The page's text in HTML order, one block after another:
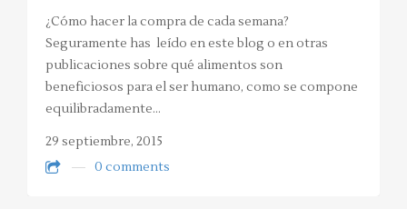
¿Cómo hacer la compra de cada semana?
Seguramente has leído en este blog o en otras
publicaciones sobre qué alimentos son
beneficiosos para el ser humano, como se compone
equilibradamente…
29 septiembre, 2015
0 comments